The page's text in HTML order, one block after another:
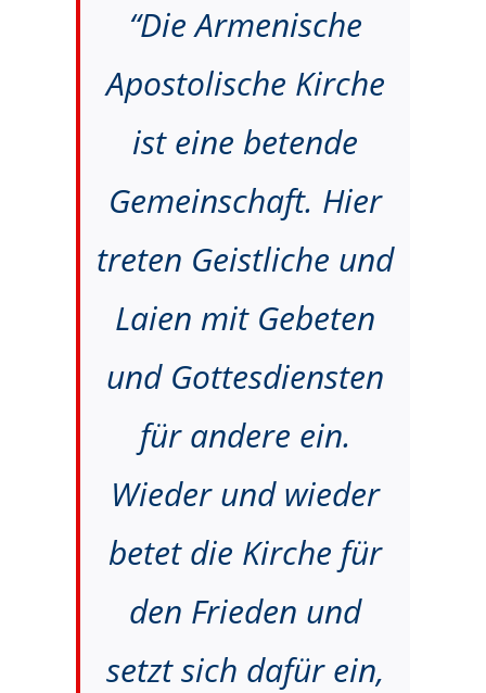
“Die Armenische
Apostolische Kirche
ist eine betende
Gemeinschaft. Hier
treten Geistliche und
Laien mit Gebeten
und Gottesdiensten
für andere ein.
Wieder und wieder
betet die Kirche für
den Frieden und
setzt sich dafür ein,